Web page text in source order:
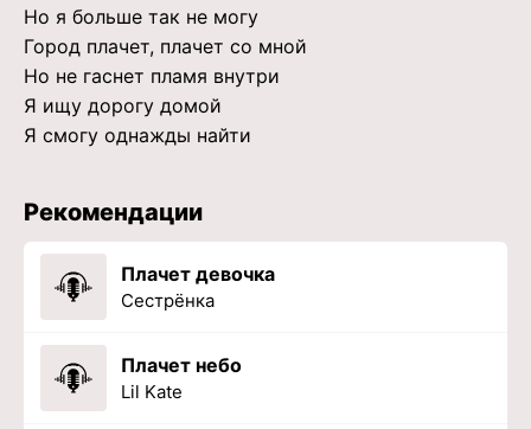
Но я больше так не могу
Город плачет, плачет со мной
Но не гаснет пламя внутри
Я ищу дорогу домой
Я смогу однажды найти
Рекомендации
Плачет девочка
Сестрёнка
Плачет небо
Lil Kate